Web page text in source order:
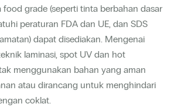
grade (seperti tinta berbahan dasar
peraturan FDA dan UE, dan SDS
dapat disediakan. Mengenai
laminasi, spot UV dan hot
menggunakan bahan yang aman
atau dirancang untuk menghindari
coklat.